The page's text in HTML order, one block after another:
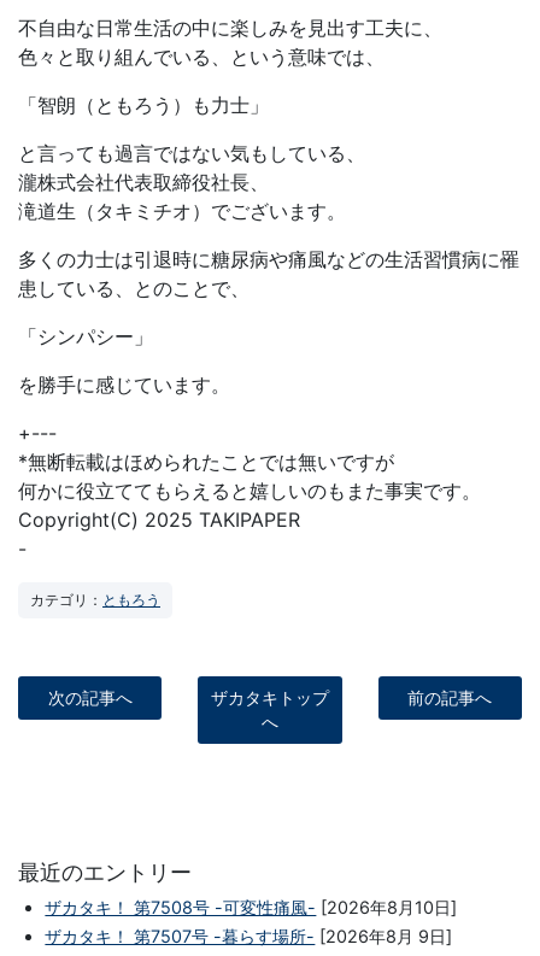
不自由な日常生活の中に楽しみを見出す工夫に、
色々と取り組んでいる、という意味では、
「智朗（ともろう）も力士」
と言っても過言ではない気もしている、
瀧株式会社代表取締役社長、
滝道生（タキミチオ）でございます。
多くの力士は引退時に糖尿病や痛風などの生活習慣病に罹
患している、とのことで、
「シンパシー」
を勝手に感じています。
+---
*無断転載はほめられたことでは無いですが
何かに役立ててもらえると嬉しいのもまた事実です。
Copyright(C) 2025 TAKIPAPER
-
カテゴリ： ともろう
次の記事へ
ザカタキトップ
へ
前の記事へ
最近のエントリー
ザカタキ！ 第7508号 -可変性痛風- [2026年8月10日]
ザカタキ！ 第7507号 -暮らす場所- [2026年8月 9日]